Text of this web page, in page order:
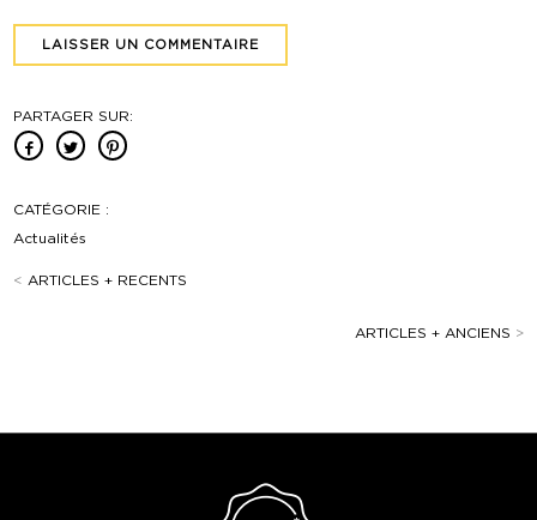
PARTAGER SUR:
CATÉGORIE :
Actualités
< ARTICLES + RECENTS
ARTICLES + ANCIENS >